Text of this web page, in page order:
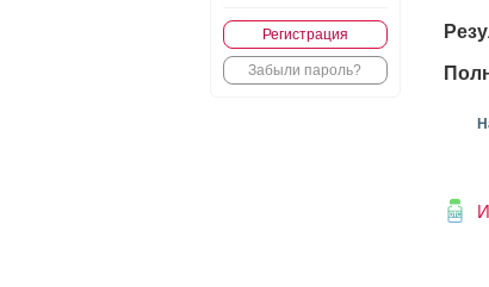
Регистрация
Забыли пароль?